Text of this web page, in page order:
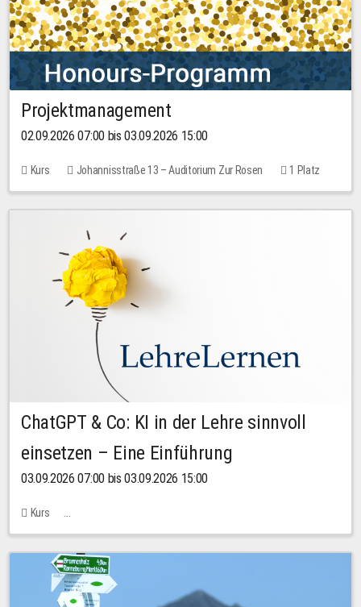
Projektmanagement
02.09.2026 07:00 bis 03.09.2026 15:00
Kurs Johannisstraße 13 – Auditorium Zur Rosen 1 Platz
ChatGPT & Co: KI in der Lehre sinnvoll
einsetzen – Eine Einführung
03.09.2026 07:00 bis 03.09.2026 15:00
Kurs
Bachstraße 18k - SR 102 (Seminarraum Servicestelle LehreLernen)